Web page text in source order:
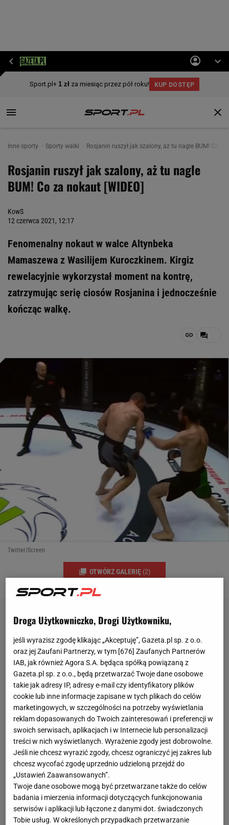
Inne sporty Sporty walki Rosjanin ruszył jak szalony, aż tu nagle BUM! Co za
Rosjanin ruszył jak szalony, aż tu nagle
BUM! Co za nokaut [WIDEO]
KowS
12 czerwca 2021, 12:17
Fenomenalny nokaut w walce Altynbeka
Mamaszewa z Wasilijem Kuroczkinem. Kirgiz
rewelacyjnie wykorzystał moment na kontrę,
zatrzymując serię ciosów Rosjanina i jednocześnie
kończąc walkę.
Twitter/Screen
OTWÓRZ GALERIĘ (2)
Droga Użytkowniczko, Drogi Użytkowniku,
jeśli wyrazisz zgodę klikając „Akceptuję”, Gazeta.pl sp. z o.o.
oraz jej Zaufani Partnerzy, w tym [676] Zaufanych Partnerów
IAB, jak również Agora S.A. będąca spółką powiązaną z
Gazeta.pl sp. z o.o., będą przetwarzać Twoje dane osobowe
takie jak adresy IP, adresy e-mail czy identyfikatory plików
cookie lub inne informacje zapisane w tych plikach do celów
marketingowych, w szczególności na potrzeby wyświetlania
reklam dopasowanych do Twoich zainteresowań i preferencji w
swoich serwisach, aplikacjach i w Internecie lub personalizacji
treści w nich wyświetlanych. Wyrażenie zgody jest dobrowolne.
Jeśli nie chcesz wyrazić zgody, chcesz ograniczyć jej zakres lub
chcesz wycofać zgodę uprzednio udzieloną przejdź do
„Ustawień Zaawansowanych”.
Twoje dane osobowe mogą być przetwarzane także do celów
badania i mierzenia informacji dotyczących funkcjonowania
serwisów i aplikacji lub łączone z danymi dot. świadczonych
Tobie usług. W określonych przypadkach przetwarzanie